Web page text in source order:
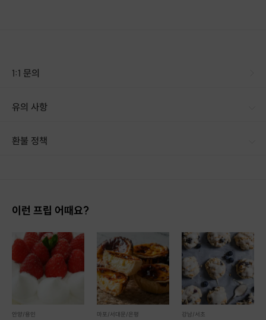
1:1 문의
유의 사항
환불 정책
이런 프립 어때요?
안양/용인 마포/서대문/은평 강남/서초